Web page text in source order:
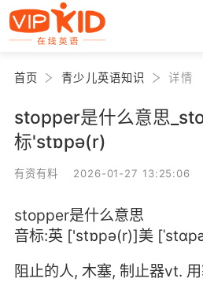
首页 青少儿英语知识 详情
stopper是什么意思
标'stɒpə(r)
有资有料 2026-01-27 13:25:06
stopper是什么意思
音标:英 ['stɒpə(r)]美
阻止的人, 木塞, 制止器vt.